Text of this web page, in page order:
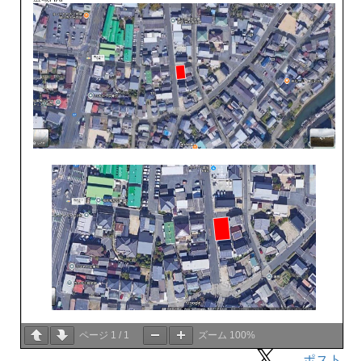
ページ 1 / 1 ズーム 100%